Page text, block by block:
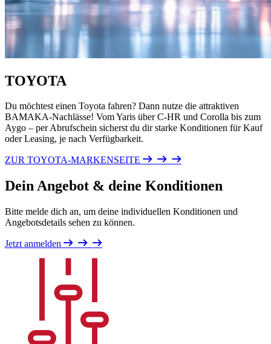
TOYOTA
Du möchtest einen Toyota fahren? Dann nutze die attraktiven
BAMAKA-Nachlässe! Vom Yaris über C-HR und Corolla bis zum
Aygo – per Abrufschein sicherst du dir starke Konditionen für Kauf
oder Leasing, je nach Verfügbarkeit.
ZUR TOYOTA-MARKENSEITE
Dein Angebot & deine Konditionen
Bitte melde dich an, um deine individuellen Konditionen und
Angebotsdetails sehen zu können.
Jetzt anmelden